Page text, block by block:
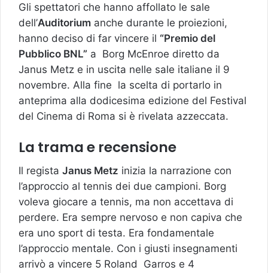
Gli spettatori che hanno affollato le sale
dell’Auditorium anche durante le proiezioni,
hanno deciso di far vincere il “Premio del
Pubblico BNL” a Borg McEnroe diretto da
Janus Metz e in uscita nelle sale italiane il 9
novembre. Alla fine la scelta di portarlo in
anteprima alla dodicesima edizione del Festival
del Cinema di Roma si è rivelata azzeccata.
La trama e recensione
Il regista Janus Metz inizia la narrazione con
l’approccio al tennis dei due campioni. Borg
voleva giocare a tennis, ma non accettava di
perdere. Era sempre nervoso e non capiva che
era uno sport di testa. Era fondamentale
l’approccio mentale. Con i giusti insegnamenti
arrivò a vincere 5 Roland Garros e 4